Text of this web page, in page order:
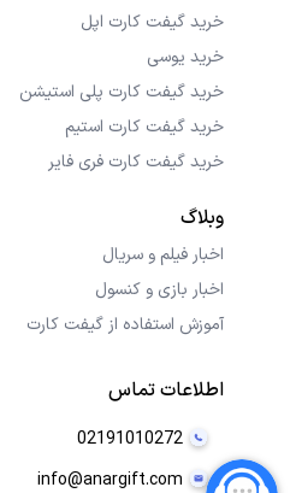
خرید گیفت کارت اپل
خرید یوسی
خرید گیفت کارت پلی استیشن
خرید گیفت کارت استیم
خرید گیفت کارت فری فایر
وبلاگ
اخبار فیلم و سریال
اخبار بازی و کنسول
آموزش استفاده از گیفت کارت
اطلاعات تماس
02191010272
info@anargift.com